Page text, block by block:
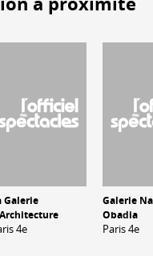
Galerie
4e
Galerie
Obadia
Paris 4e